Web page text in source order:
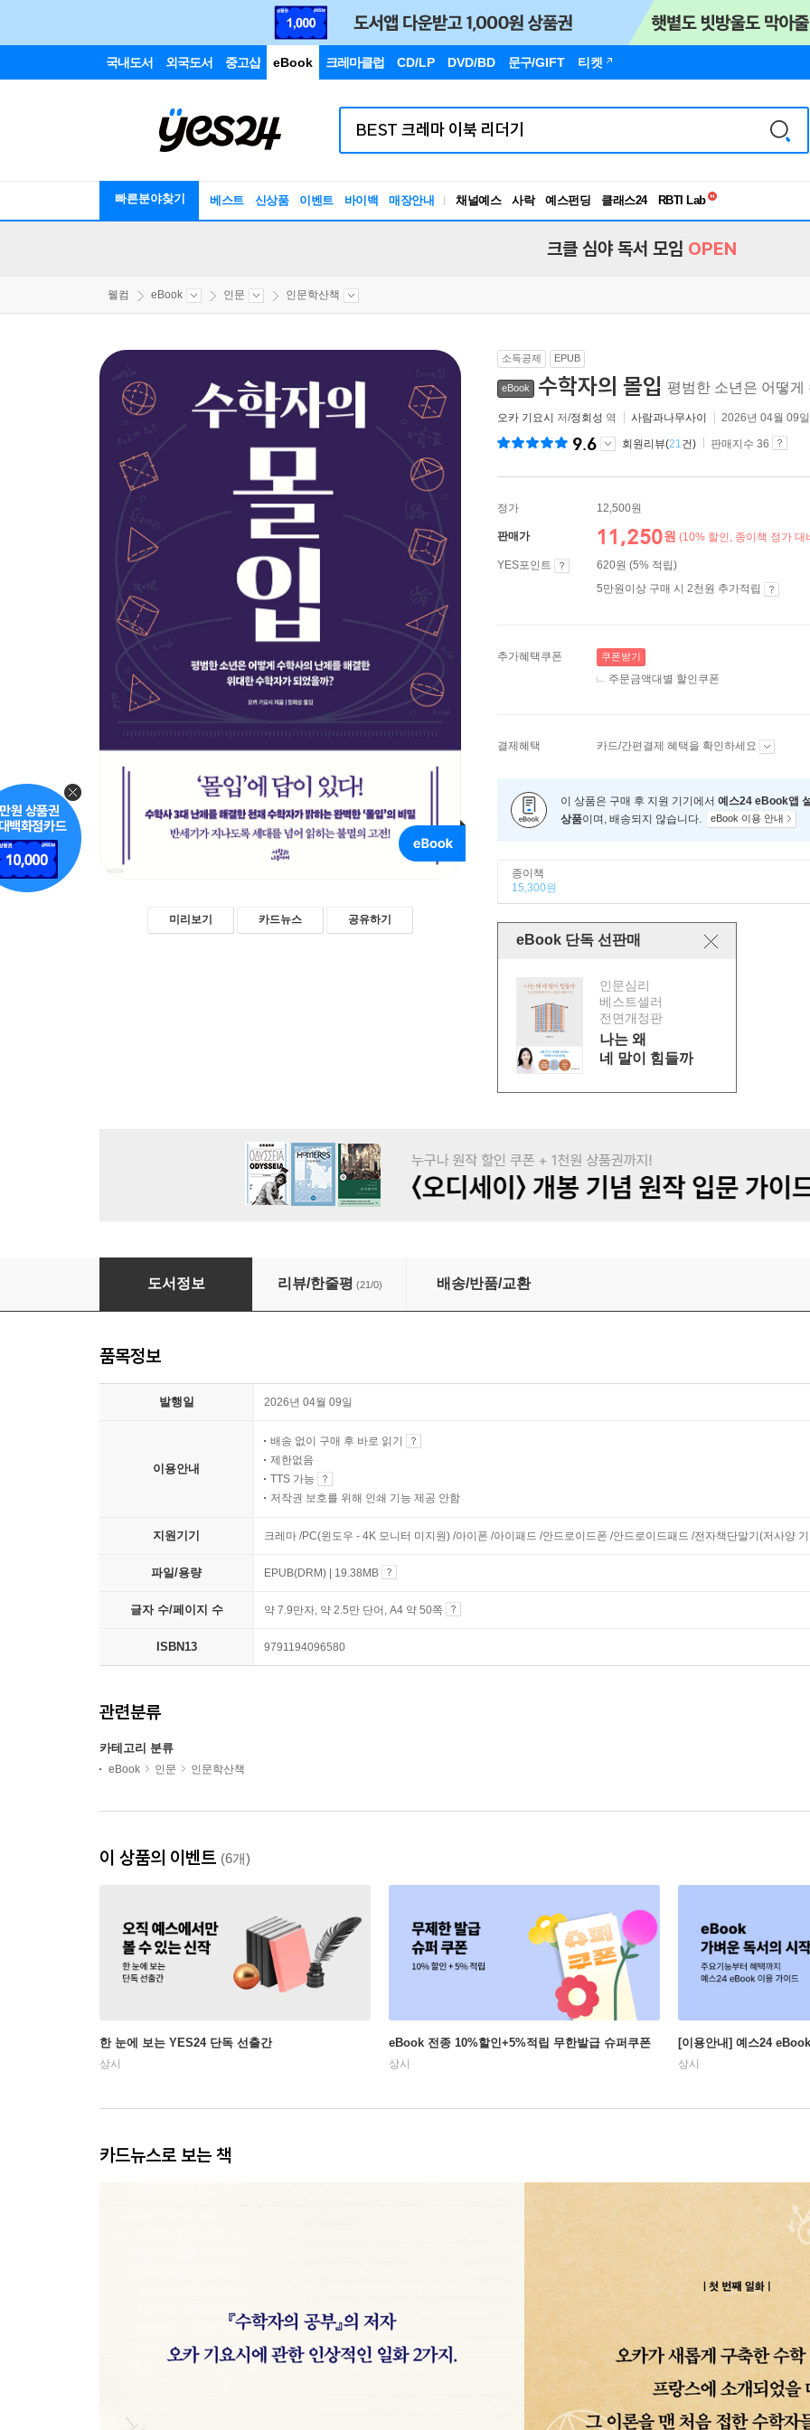
국내도서 외국도서 중고샵 eBook 크레마클럽 CD/LP DVD/BD 문구/GIFT 티켓
빠른분야찾기 베스트 신상품 이벤트 바이백 매장안내 채널예스 사락 예스펀딩 클래스24
RBTI Lab
독서유형검사
크클 심야 독서 모임 OPEN
웰컴 eBook 인문 인문학산책
미리보기 카드뉴스 공유하기
소득공제 EPUB
eBook 수학자의 몰입 평범한 소년은 어떻
오카 기요시 저/정회성 역 사람과나무사이 2026년 04월 09일
9.6 회원리뷰(21건) 판매지수 36
정가 12,500원
판매가 11,250원 (10% 할인, 종이책 정가 대
YES포인트
620원 (5% 적립)
5만원이상 구매 시 2천원 추가적립
추가혜택쿠폰 쿠폰받기
주문금액대별 할인쿠폰
결제혜택 카드/간편결제 혜택을 확인하세요
이 상품은 구매 후 지원 기기에서 예스24 eBook앱
상품이며, 배송되지 않습니다. eBook 이용 안내
종이책
15,300원
eBook 단독 선판매
인문심리
베스트셀러
전면개정판
나는 왜
네 말이 힘들까
수학자의 몰입
도서정보 리뷰/한줄평 (21/0) 배송/반품/교환
품목정보
발행일 2026년 04월 09일
이용안내
배송 없이 구매 후 바로 읽기
제한없음
TTS 가능
저작권 보호를 위해 인쇄 기능 제공 안함
지원기기 크레마 /PC(윈도우 - 4K 모니터 미지원) /아이폰 /아이패드 /안드로이드폰 /안드로이드패드 /전자책단말기(저사양
파일/용량 EPUB(DRM) | 19.38MB
글자 수/페이지 수 약 7.9만자, 약 2.5만 단어, A4 약 50쪽
ISBN13 9791194096580
관련분류
카테고리 분류
eBook 인문 인문학산책
이 상품의 이벤트 (6개)
한 눈에 보는 YES24 단독 선출간
상시
eBook 전종 10%할인+5%적립 무한발급 슈퍼쿠폰
상시
[이용안내] 예스24
상시
카드뉴스로 보는 책